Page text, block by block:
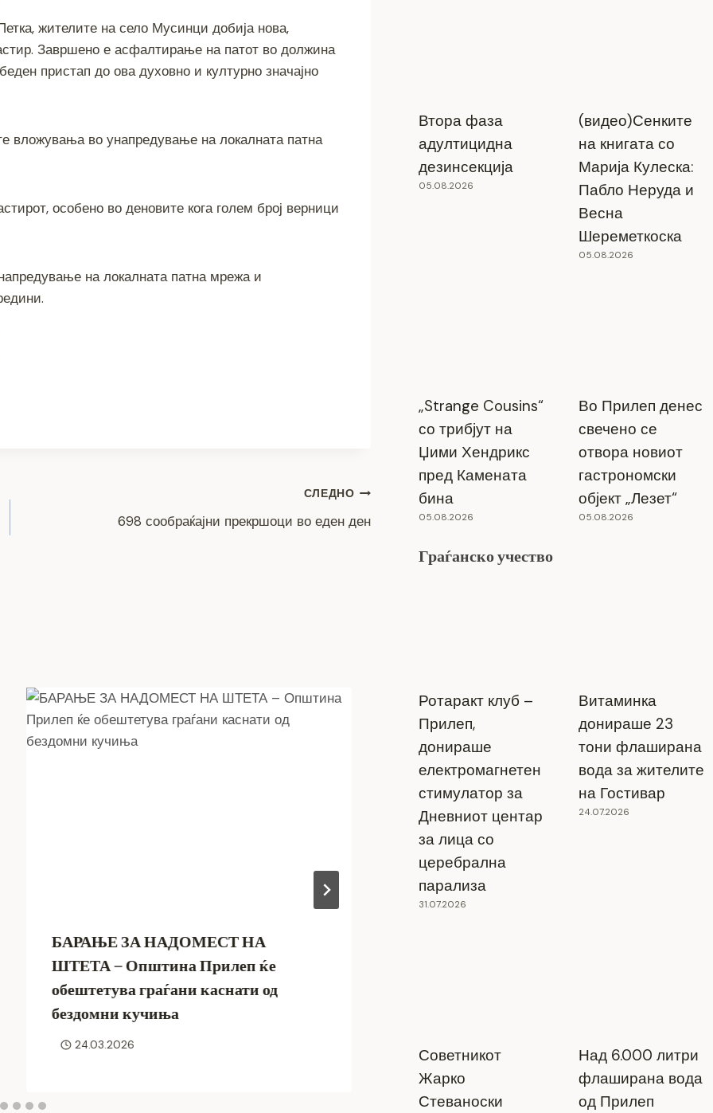
жителите на село Мусинци добија нова,
Завршено е асфалтирање на патот во должина
пристап до ова духовно и културно значајно
вложувања во унапредување на локалната патна
особено во деновите кога голем број верници
на локалната патна мрежа и
СЛЕДНО
698 сообраќајни прекршоци во еден ден
БАРАЊЕ ЗА НАДОМЕСТ НА
ШТЕТА – Општина Прилеп ќе
обештетува граѓани каснати од
бездомни кучиња
24.03.2026
Втора фаза
адултицидна
дезинсекција
05.08.2026
(видео)Сенките
на книгата со
Марија Кулеска:
Пабло Неруда и
Весна
Шереметкоска
05.08.2026
„Strange Cousins“
со трибјут на
Џими Хендрикс
пред Камената
бина
05.08.2026
Во Прилеп денес
свечено се
отвора новиот
гастрономски
објект „Лезет“
05.08.2026
Граѓанско учество
Ротаракт клуб –
Прилеп,
донираше
електромагнетен
стимулатор за
Дневниот центар
за лица со
церебрална
парализа
31.07.2026
Витаминка
донираше 23
тони флаширана
вода за жителите
на Гостивар
24.07.2026
Советникот
Жарко
Стеваноски
Над 6.000 литри
флаширана вода
од Прилеп